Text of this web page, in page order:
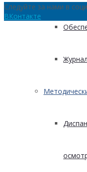
Следуйте за нами в
ВКонтакте